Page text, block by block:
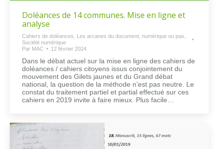
Doléances de 14 communes. Mise en ligne et
analyse
Cahiers de doléances Les arcanes du document, numérique ou pas
Société numérique
Par MAC 12 février 2024
Dans le débat actuel sur la mise en ligne des cahiers de
doléances / cahiers citoyens issus conjointement du
mouvement des Gilets jaunes et du Grand débat
national, la question de la méthode n’est pas neutre. Le
constat du traitement partiel et partial effectué sur ces
cahiers en 2019 invite à faire mieux. Plus facile…